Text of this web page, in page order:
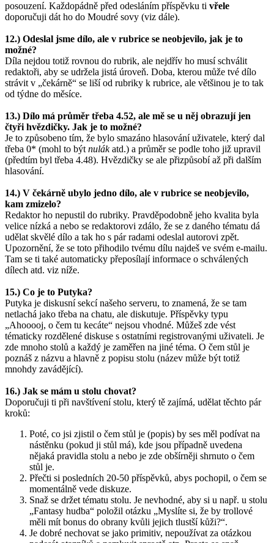
posouzení. Každopádně před odesláním příspěvku ti vřele
doporučuji dát ho do Moudré sovy (viz dále).
12.) Odeslal jsme dílo, ale v rubrice se neobjevilo, jak je to
možné?
Díla nejdou totiž rovnou do rubrik, ale nejdřív ho musí schválit
redaktoři, aby se udržela jistá úroveň. Doba, kterou může tvé dílo
strávit v „čekárně“ se liší od rubriky k rubrice, ale většinou je to tak
od týdne do měsíce.
13.) Dílo má průměr třeba 4.52, ale mě se u něj obrazují jen
čtyři hvězdičky. Jak je to možné?
Je to způsobeno tím, že bylo smazáno hlasování uživatele, který dal
třeba 0* (mohl to býtnulákatd.) a průměr se podle toho již upravil
(předtím byl třeba 4.48). Hvězdičky se ale přizpůsobí až při dalším
hlasování.
14.) V čekárně ubylo jedno dílo, ale v rubrice se neobjevilo,
kam zmizelo?
Redaktor ho nepustil do rubriky. Pravděpodobně jeho kvalita byla
velice nízká a nebo se redaktorovi zdálo, že se z daného tématu dá
udělat skvělé dílo a tak ho s pár radami odeslal autorovi zpět.
Upozornění, že se toto přihodilo tvému dílu najdeš ve svém e-mailu.
Tam se ti také automaticky přeposílají informace o schválených
dílech atd. viz níže.
15.) Co je to Putyka?
Putyka je diskusní sekcí našeho serveru, to znamená, že se tam
netlachá jako třeba na chatu, ale diskutuje. Příspěvky typu
„Ahooooj, o čem tu kecáte“ nejsou vhodné. Můžeš zde vést
tématicky rozdělené diskuse s ostatními registrovanými uživateli. Je
zde mnoho stolů a každý je zaměřen na jiné téma. O čem stůl je
poznáš z názvu a hlavně z popisu stolu (název může být totiž
mnohdy zavádějící).
16.) Jak se mám u stolu chovat?
Doporučuji ti při navštívení stolu, který tě zajímá, udělat těchto pár
kroků:
Poté, co jsi zjistil o čem stůl je (popis) by ses měl podívat na
nástěnku (pokud ji stůl má), kde jsou případně uvedena
nějaká pravidla stolu a nebo je zde obšírněji shrnuto o čem
stůl je.
Přečti si posledních 20-50 příspěvků, abys pochopil, o čem se
momentálně vede diskuze.
Snaž se držet tématu stolu. Je nevhodné, aby si u např. u stolu
„Fantasy hudba“ položil otázku „Myslíte si, že by trollové
měli mít bonus do obrany kvůli jejich tlustší kůži?“.
Je dobré nechovat se jako primitiv, nepoužívat za otázkou